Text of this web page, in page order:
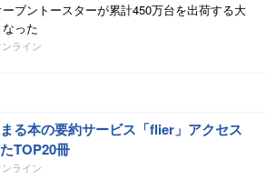
ブントースターが累計450万台を出荷する大
った
ライン
る本の要約サービス「flier」アクセス
TOP20冊
ライン